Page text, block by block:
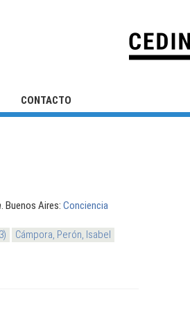
CONTACTO
. Buenos Aires: Conciencia
Cámpora, Perón, Isabel